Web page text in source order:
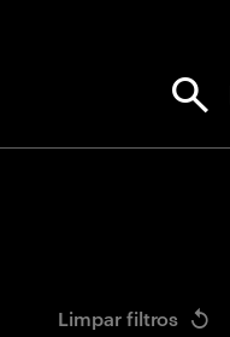
Limpar filtros